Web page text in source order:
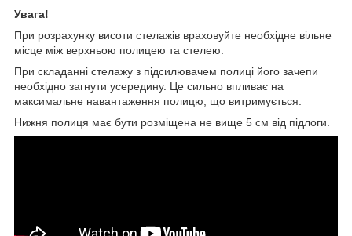
Увага!
При розрахунку висоти стелажів враховуйте необхідне вільне
місце між верхньою полицею та стелею.
При складанні стелажу з підсилювачем полиці його зачепи
необхідно загнути усередину. Це сильно впливає на
максимальне навантаження полицю, що витримується.
Нижня полиця має бути розміщена не вище 5 см від підлоги.